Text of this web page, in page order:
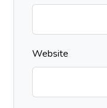
Website